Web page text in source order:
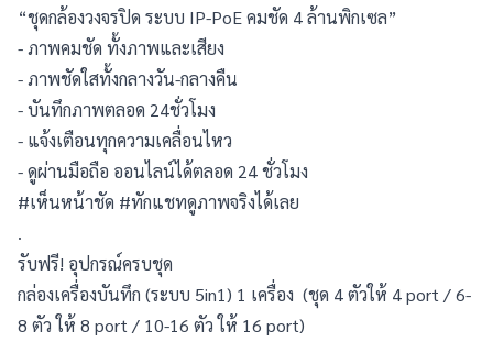
“ชุดกล้องวงจรปิด ระบบ IP-PoE คมชัด 4 ล้านพิกเซล”
- ภาพคมชัด ทั้งภาพและเสียง
- ภาพชัดใสทั้งกลางวัน-กลางคืน
- บันทึกภาพตลอด 24ชั่วโมง
- แจ้งเตือนทุกความเคลื่อนไหว
- ดูผ่านมือถือ ออนไลน์ได้ตลอด 24 ชั่วโมง
#เห็นหน้าชัด #ทักแชทดูภาพจริงได้เลย
.
รับฟรี! อุปกรณ์ครบชุด
กล่องเครื่องบันทึก (ระบบ 5in1) 1 เครื่อง  (ชุด 4 ตัวให้ 4 port / 6-
8 ตัว ให้ 8 port / 10-16 ตัว ให้ 16 port)